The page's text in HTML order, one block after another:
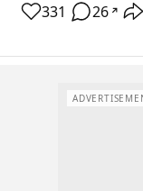
331 26 ↗